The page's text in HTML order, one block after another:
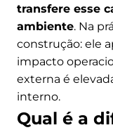
transfere esse
ambiente. Na
construção: ele
impacto
externa é
interno.
Qual é a